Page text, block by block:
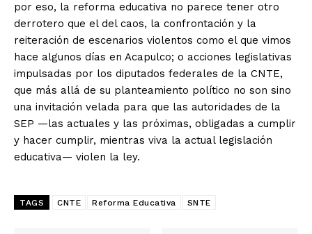
por eso, la reforma educativa no parece tener otro
derrotero que el del caos, la confrontación y la
reiteración de escenarios violentos como el que vimos
hace algunos días en Acapulco; o acciones legislativas
impulsadas por los diputados federales de la CNTE,
que más allá de su planteamiento político no son sino
una invitación velada para que las autoridades de la
SEP —las actuales y las próximas, obligadas a cumplir
y hacer cumplir, mientras viva la actual legislación
educativa— violen la ley.
TAGS CNTE Reforma Educativa SNTE